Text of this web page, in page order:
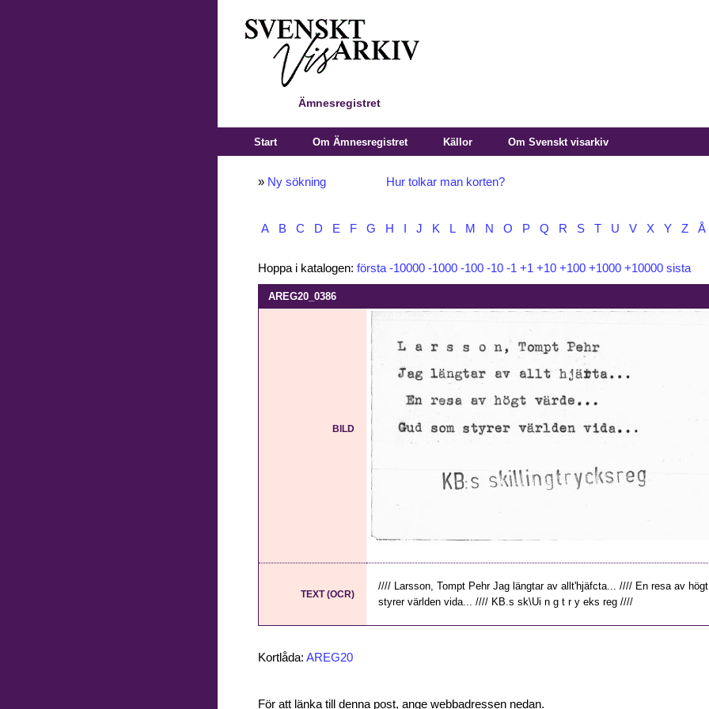
Ämnesregistret
Start Om Ämnesregistret Källor Om Svenskt visarkiv
» Ny sökning Hur tolkar man korten?
A B C D E F G H J K L M N O P Q R S T U V X Y Z Å
Hoppa i katalogen: första -10000 -1000 -100 -10 -1 +1 +10 +100 +1000 +10000 sista
AREG20_0386
BILD
TEXT (OCR)
//// Larsson, Tompt Pehr Jag längtar av allt'hjäfcta... //// En resa av
styrer världen vida... //// KB.s sk\Ui n g t r y eks reg ////
Kortlåda: AREG20
För att länka till denna post, ange webbadressen nedan.